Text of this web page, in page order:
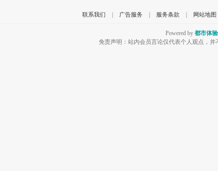
联系我们 广告服务 服务条款 网站地图
Powered by 都市体
免责声明：站内会员言论仅代表个人观点，